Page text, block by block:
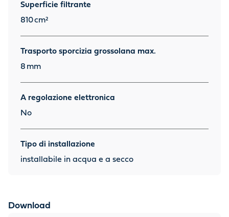
Superficie filtrante
810cm²
Trasporto sporcizia grossolana max.
8 mm
A regolazione elettronica
No
Tipo di installazione
installabile in acqua e a secco
Download